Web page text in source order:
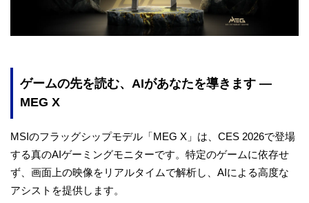
ゲームの先を読む、AIがあなたを導きます —
MEG X
MSIのフラッグシップモデル「MEG X」は、CES 2026で登場
する真のAIゲーミングモニターです。特定のゲームに依存せ
ず、画面上の映像をリアルタイムで解析し、AIによる高度な
アシストを提供します。